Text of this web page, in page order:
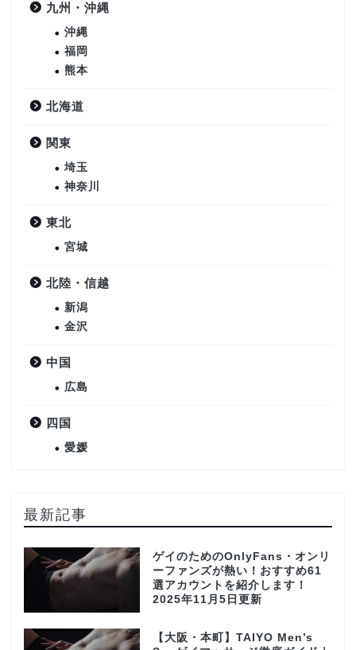
九州・沖縄
沖縄
福岡
熊本
北海道
関東
埼玉
神奈川
東北
宮城
北陸・信越
新潟
金沢
中国
広島
四国
愛媛
最新記事
ゲイのためのOnlyFans・オンリ
ーファンズが熱い！おすすめ61
選アカウントを紹介します！
2025年11月5日更新
【大阪・本町】TAIYO Men’s